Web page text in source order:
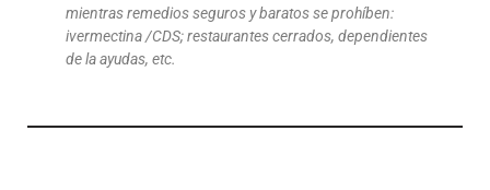
mientras remedios seguros y baratos se prohíben:
ivermectina /CDS; restaurantes cerrados, dependientes
de la ayudas, etc.